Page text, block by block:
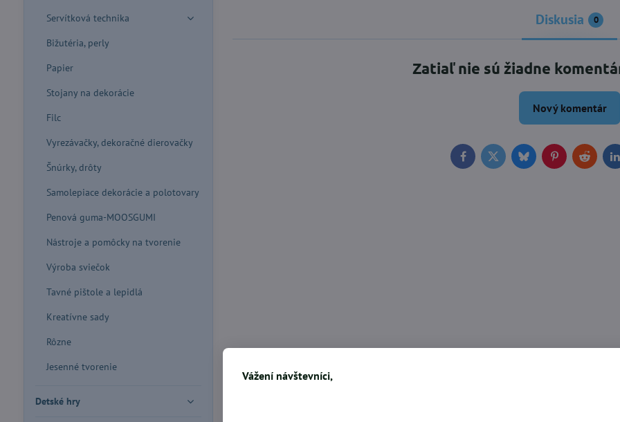
Diskusia 0
Zatiaľ nie sú žiadne
Nový komentár
FacebookTwitterBlueskyPinterestReddit
Servítková technika
Bižutéria, perly
Papier
Stojany na dekorácie
Filc
Vyrezávačky, dekoračné dierovačky
Šnúrky, drôty
Samolepiace dekorácie a polotovary
Penová guma-MOOSGUMI
Nástroje a pomôcky na tvorenie
Výroba sviečok
Tavné pištole a lepidlá
Kreatívne sady
Rôzne
Jesenné tvorenie
Detské hry
Vážení návštevníci,